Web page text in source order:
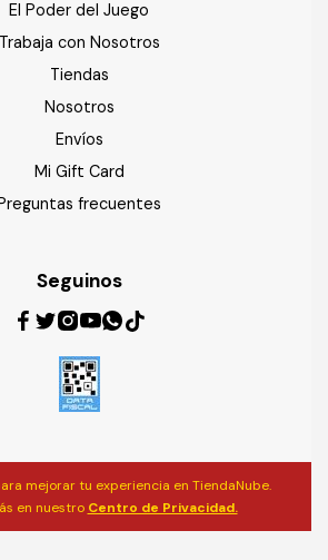
El Poder del Juego
Trabaja con Nosotros
Tiendas
Nosotros
Envíos
Mi Gift Card
frecuentes
Seguinos
mejorar tu experiencia en TiendaNube.
en nuestro Centro de Privacidad.